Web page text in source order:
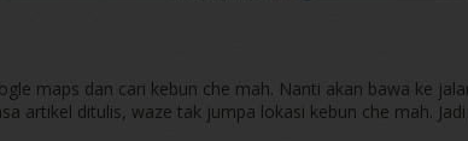
maps dan cari kebun che mah. Nanti akan bawa ke
artikel ditulis, waze tak jumpa lokasi kebun che mah.